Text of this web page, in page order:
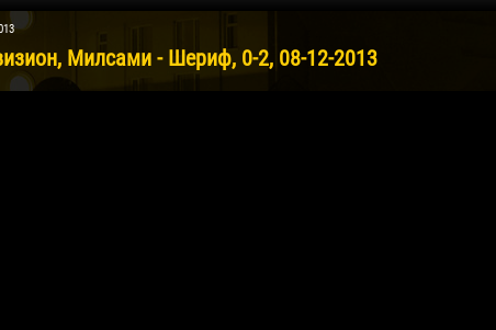
Милсами - Шериф, 0-2, 08-12-2013